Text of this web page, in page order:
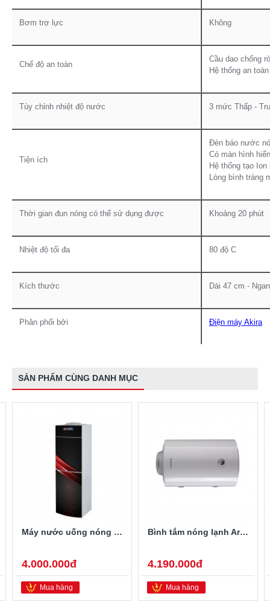
Bơm trợ lực Không
Chế độ an toàn
Cầu dao chống
Hệ thống an
Tùy chỉnh nhiệt độ nước 3 mức Thấp -
Tiện ích
Đèn báo nước
Có màn hình
Hệ thống tạo
Lòng bình tráng
Thời gian đun nóng có thể sử dụng được Khoảng 20 phút
Nhiệt độ tối đa 80 độ C
Kích thước Dài 47 cm -
Phân phối bởi Điện máy Akira
SẢN PHẨM CÙNG DANH MỤC
Máy nước uống nóng lạnh Alaska R-80
4.000.000đ
Mua hàng
Bình tắm nóng lạnh Ariston PRO-R40SH 2.5FE 40 Lít
4.190.000đ
Mua hàng